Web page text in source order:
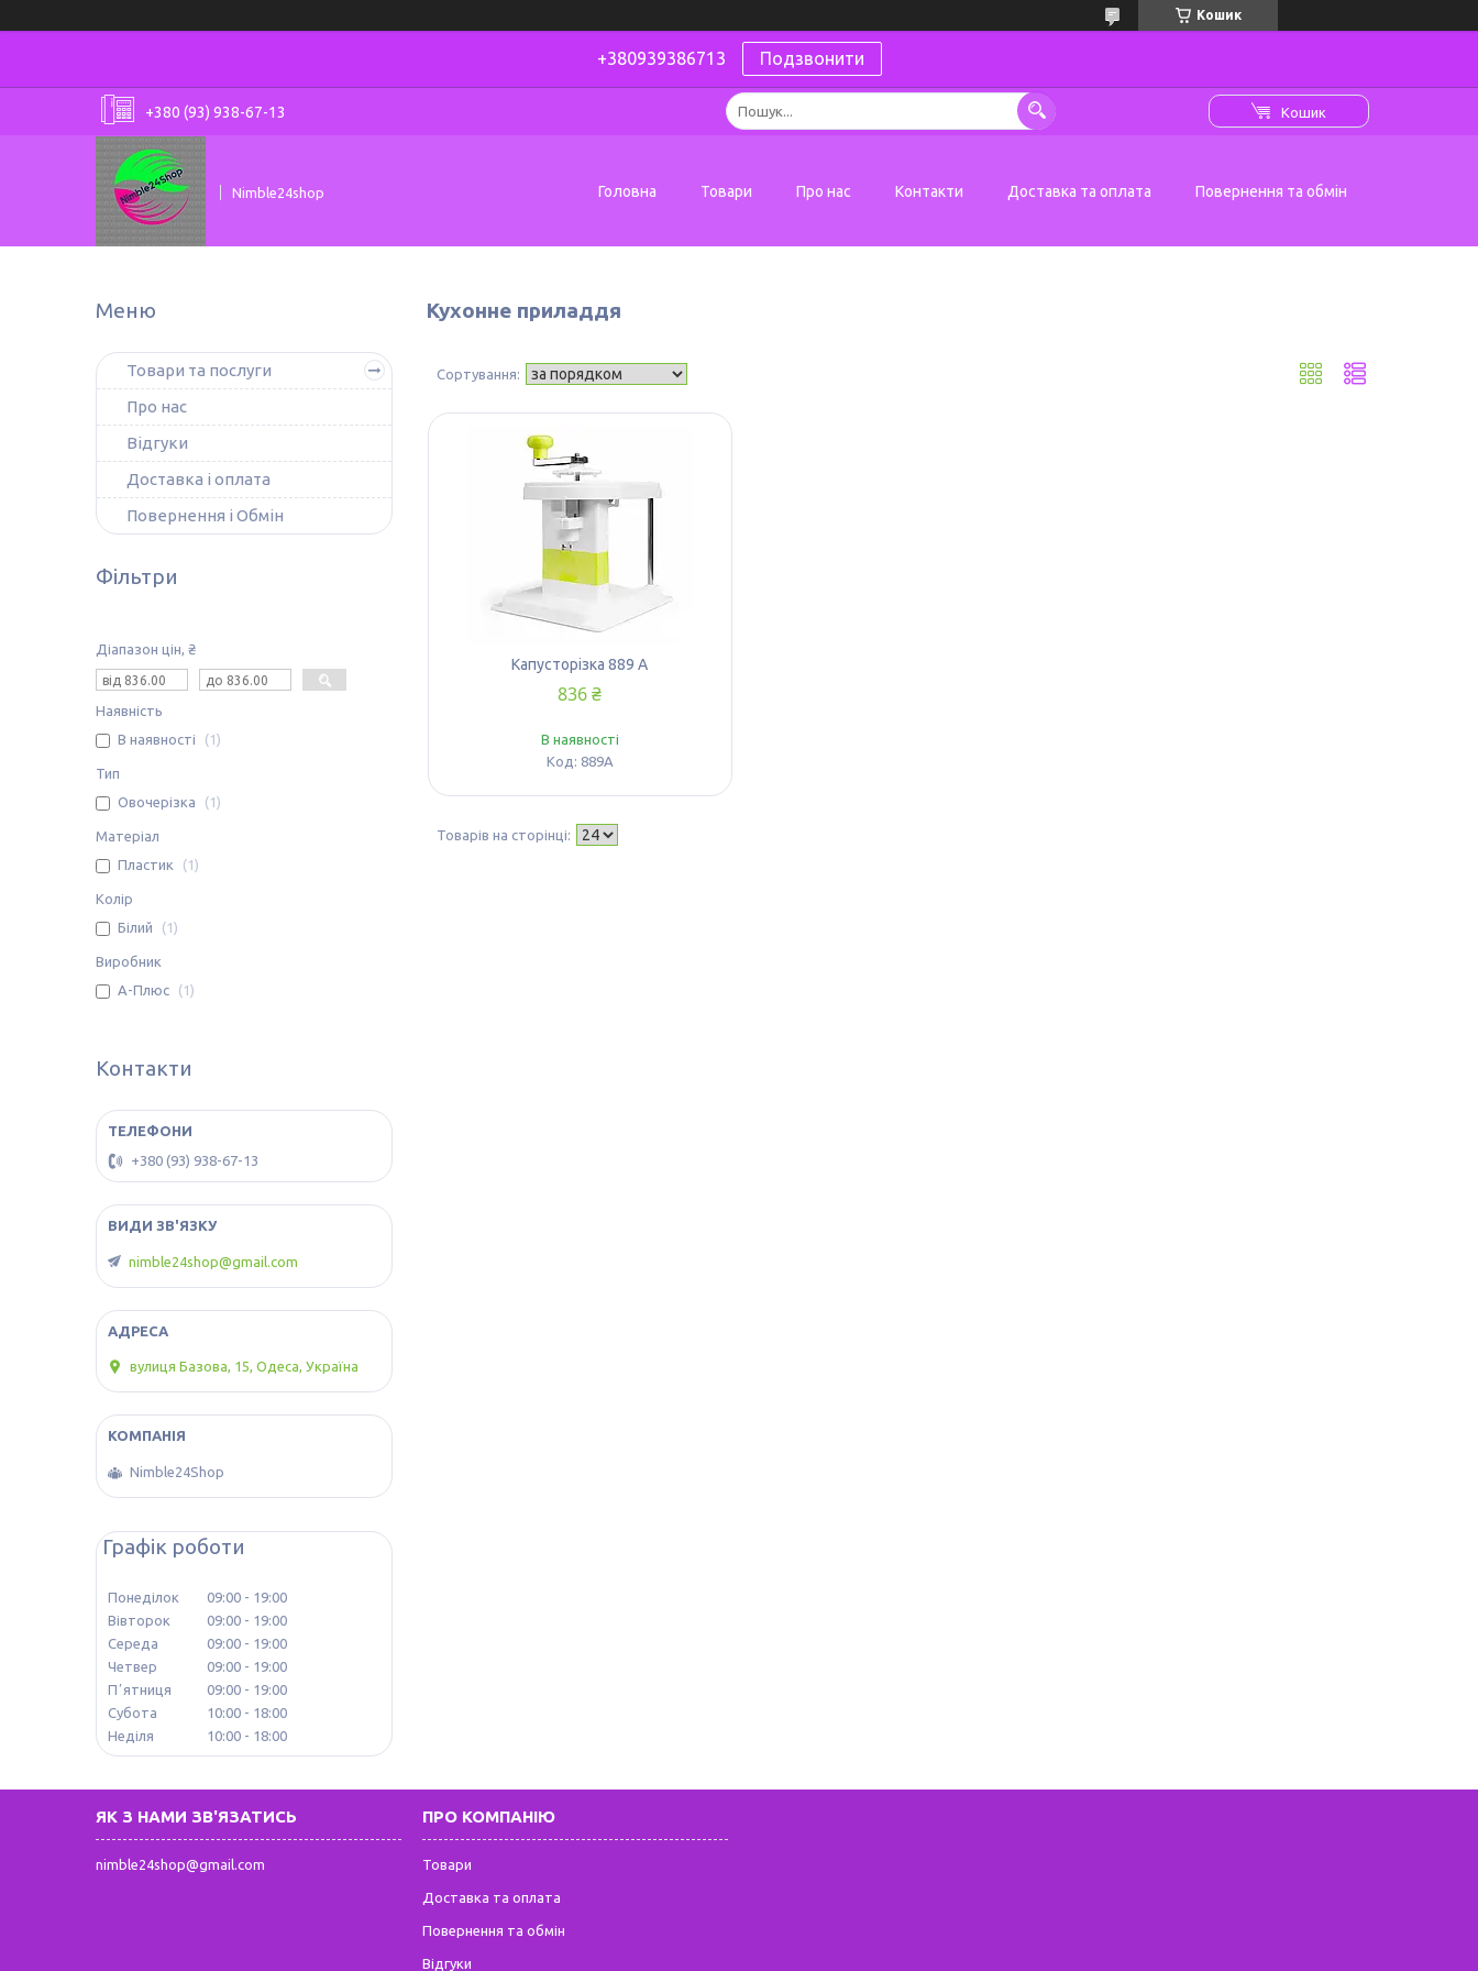
Кошик
+380939386713 Подзвонити
+380 (93) 938-67-13 Кошик
Nimble24shop Головна Товари Про нас Контакти Доставка та оплата Повернення та обмін
Кухонне приладдя
Капусторізка 889 A
836 ₴
В наявності
889A
Товари та послуги
Про нас
Відгуки
Доставка і оплата
Повернення і Обмін
Фільтри
Діапазон цін, ₴
Наявність
В наявності
1
Тип
Овочерізка
1
Матеріал
Пластик
1
Колір
Білий
1
Виробник
А-Плюс
1
Контакти
+380 (93) 938-67-13
nimble24shop@gmail.com
вулиця Базова, 15, Одеса, Україна
Nimble24Shop
Графік роботи
Понеділок 09:00
19:00
Вівторок
09:00
19:00
Середа
09:00
19:00
Четвер
09:00
19:00
Пʼятниця
09:00
19:00
Субота
10:00
18:00
Неділя
10:00 18:00
ЯК З НАМИ ЗВ'ЯЗАТИСЬ
nimble24shop@gmail.com
ПРО КОМПАНІЮ
Товари
Доставка та оплата
Повернення та обмін
Відгуки